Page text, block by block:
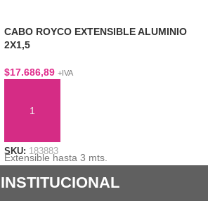
CABO ROYCO EXTENSIBLE ALUMINIO
2X1,5
$17.686,89 +IVA
SKU: 183883
Extensible hasta 3 mts.
INSTITUCIONAL